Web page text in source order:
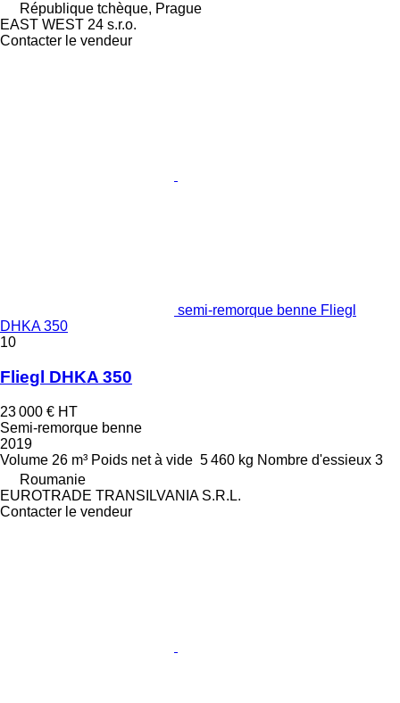
République tchèque, Prague
EAST WEST 24 s.r.o.
Contacter le vendeur
semi-remorque benne Fliegl
DHKA 350
10
Fliegl DHKA 350
23 000 € HT
Semi-remorque benne
2019
Volume 26 m³ Poids net à vide 5 460 kg Nombre d'essieux 3
Roumanie
EUROTRADE TRANSILVANIA S.R.L.
Contacter le vendeur